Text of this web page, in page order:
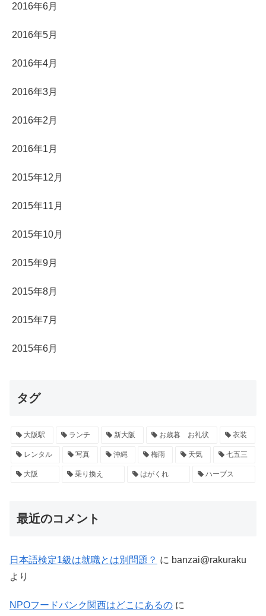
2016年6月
2016年5月
2016年4月
2016年3月
2016年2月
2016年1月
2015年12月
2015年11月
2015年10月
2015年9月
2015年8月
2015年7月
2015年6月
タグ
大阪駅 ランチ 新大阪 お歳暮 お礼状 衣装
レンタル 写真 沖縄 梅雨 天気 七五三
大阪 乗り換え はがくれ ハーブス
最近のコメント
日本語検定1級は就職とは別問題？ に banzai@rakuraku
より
NPOフードバンク関西はどこにあるの に